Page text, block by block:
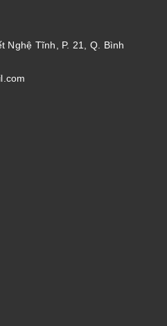
Nghệ Tĩnh, P. 21, Q. Bình